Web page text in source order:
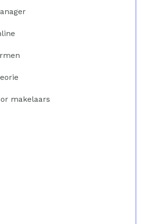
makelaars